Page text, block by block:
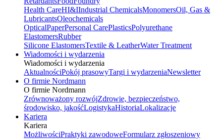
Health CareHI&IIndustrial ChemicalsMonomersOil, Gas &
LubricantsOleochemicals
OpticalPaperPersonal CarePlasticsPolyurethane
ElastomersRubber
Silicone ElastomersTextile & LeatherWater Treatment
Wiadomości i wydarzenia
Wiadomości i wydarzenia
AktualnościPokój prasowyTargi i wydarzeniaNewsletter
O firmie Nordmann
O firmie Nordmann
Zrównoważony rozwójZdrowie, bezpieczeństwo,
środowisko, jakośćLogistykaHistoriaLokalizacje
Kariera
Kariera
MożliwościPraktyki zawodoweFormularz zgłoszeniowy